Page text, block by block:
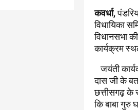
कवर्धा,
विधायिका
विधानसभा
कार्यक्रम
जयंती
दास जी के
छत्तीसगढ़ के
कि बाबा